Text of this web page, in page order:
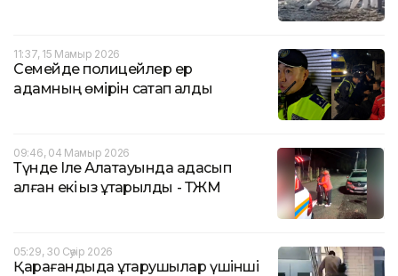
11:37, 15 Мамыр 2026
Семейде полицейлер ер
адамның өмірін сақтап қалды
09:46, 04 Мамыр 2026
Түнде Іле Алатауында адасып
қалған екі қыз құтқарылды - ТЖМ
05:29, 30 Сәуір 2026
Қарағандыда құтқарушылар үшінші